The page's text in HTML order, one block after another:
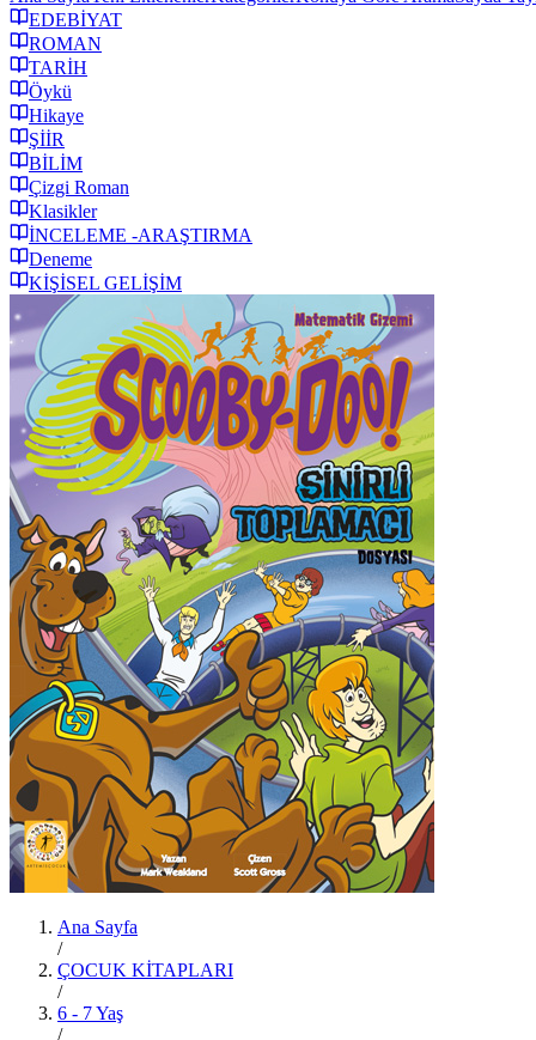
EDEBİYAT
ROMAN
TARİH
Öykü
Hikaye
ŞİİR
BİLİM
Çizgi Roman
Klasikler
İNCELEME -ARAŞTIRMA
Deneme
KİŞİSEL GELİŞİM
Ana Sayfa
/
ÇOCUK KİTAPLARI
/
6 - 7 Yaş
/